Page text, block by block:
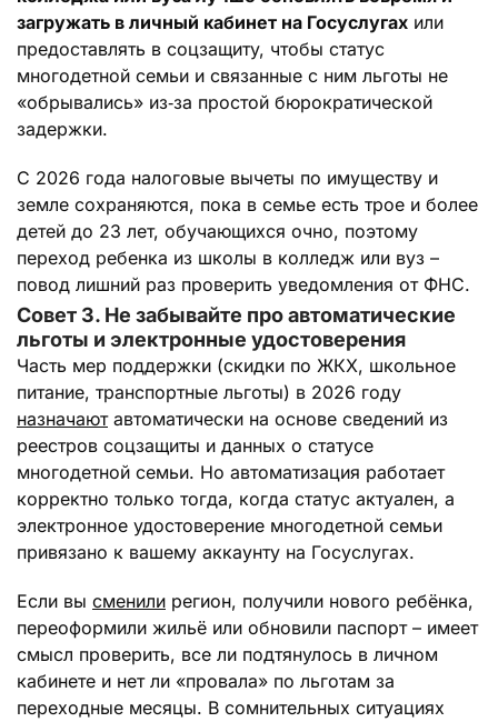
загружать в личный кабинет на Госуслугах или
предоставлять в соцзащиту, чтобы статус
многодетной семьи и связанные с ним льготы не
«обрывались» из‑за простой бюрократической
задержки.
С 2026 года налоговые вычеты по имуществу и
земле сохраняются, пока в семье есть трое и более
детей до 23 лет, обучающихся очно, поэтому
переход ребенка из школы в колледж или вуз –
повод лишний раз проверить уведомления от ФНС.
Совет 3. Не забывайте про автоматические
льготы и электронные удостоверения
Часть мер поддержки (скидки по ЖКХ, школьное
питание, транспортные льготы) в 2026 году
назначаютавтоматически на основе сведений из
реестров соцзащиты и данных о статусе
многодетной семьи. Но автоматизация работает
корректно только тогда, когда статус актуален, а
электронное удостоверение многодетной семьи
привязано к вашему аккаунту на Госуслугах.
Если вы сменили регион, получили нового ребёнка,
переоформили жильё или обновили паспорт – имеет
смысл проверить, все ли подтянулось в личном
кабинете и нет ли «провала» по льготам за
переходные месяцы. В сомнительных ситуациях